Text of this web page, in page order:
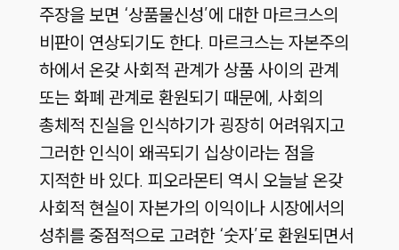
주장을 보면 ‘상품물신성’에 대한 마르크스의
비판이 연상되기도 한다. 마르크스는 자본주의
하에서 온갖 사회적 관계가 상품 사이의 관계
또는 화폐 관계로 환원되기 때문에, 사회의
총체적 진실을 인식하기가 굉장히 어려워지고
그러한 인식이 왜곡되기 십상이라는 점을
지적한 바 있다. 피오라몬티 역시 오늘날 온갖
사회적 현실이 자본가의 이익이나 시장에서의
성취를 중점적으로 고려한 ‘숫자’로 환원되면서